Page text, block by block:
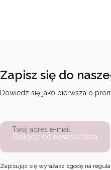
Zapisz się do
Dowiedz się jako pierwsza o
Twój adres e-mail
Dołącz do newslettera
Zapisując się wyrażasz zgodę na